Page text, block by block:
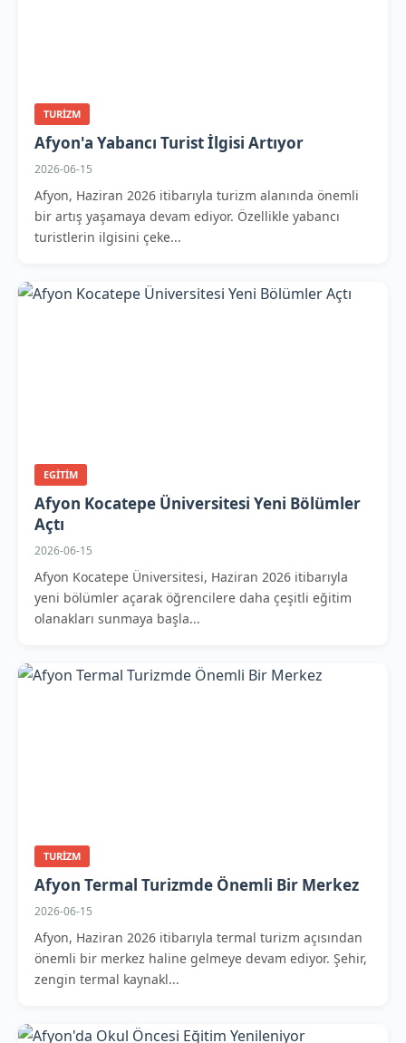
TURIZM
Afyon'a Yabancı Turist İlgisi Artıyor
2026-06-15
Afyon, Haziran 2026 itibarıyla turizm alanında önemli
bir artış yaşamaya devam ediyor. Özellikle yabancı
turistlerin ilgisini çeke...
EGITIM
Afyon Kocatepe Üniversitesi Yeni Bölümler
Açtı
2026-06-15
Afyon Kocatepe Üniversitesi, Haziran 2026 itibarıyla
yeni bölümler açarak öğrencilere daha çeşitli eğitim
olanakları sunmaya başla...
TURIZM
Afyon Termal Turizmde Önemli Bir Merkez
2026-06-15
Afyon, Haziran 2026 itibarıyla termal turizm açısından
önemli bir merkez haline gelmeye devam ediyor. Şehir,
zengin termal kaynakl...